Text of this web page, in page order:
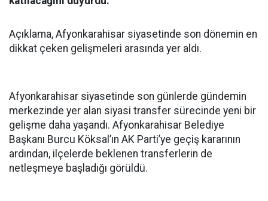
Açıklama, Afyonkarahisar siyasetinde son dönemin en
dikkat çeken gelişmeleri arasında yer aldı.
Afyonkarahisar siyasetinde son günlerde gündemin
merkezinde yer alan siyasi transfer sürecinde yeni bir
gelişme daha yaşandı. Afyonkarahisar Belediye
Başkanı Burcu Köksal’ın AK Parti’ye geçiş kararının
ardından, ilçelerde beklenen transferlerin de
netleşmeye başladığı görüldü.